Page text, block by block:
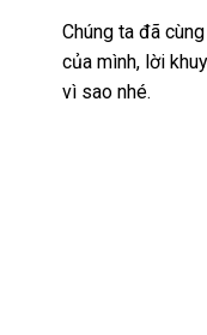
Chúng ta đã
của mình, lời
vì sao nhé.